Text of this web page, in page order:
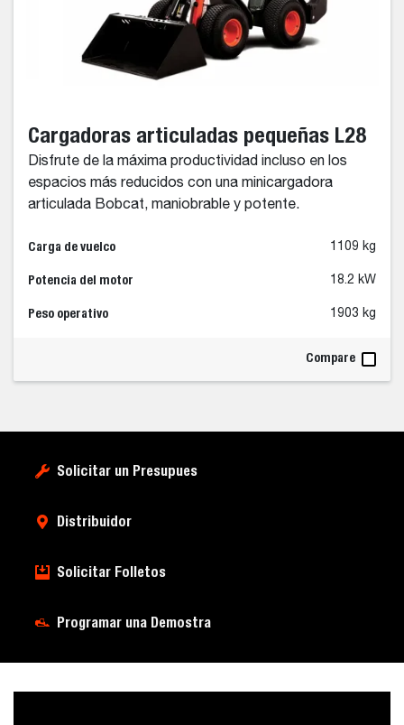
Cargadoras articuladas pequeñas L28
Disfrute de la máxima productividad incluso en los
espacios más reducidos con una minicargadora
articulada Bobcat, maniobrable y potente.
Carga de vuelco 1109 kg
Potencia del motor 18.2 kW
Peso operativo 1903 kg
Compare
Solicitar un Presupues
Distribuidor
Solicitar Folletos
Programar una Demostra